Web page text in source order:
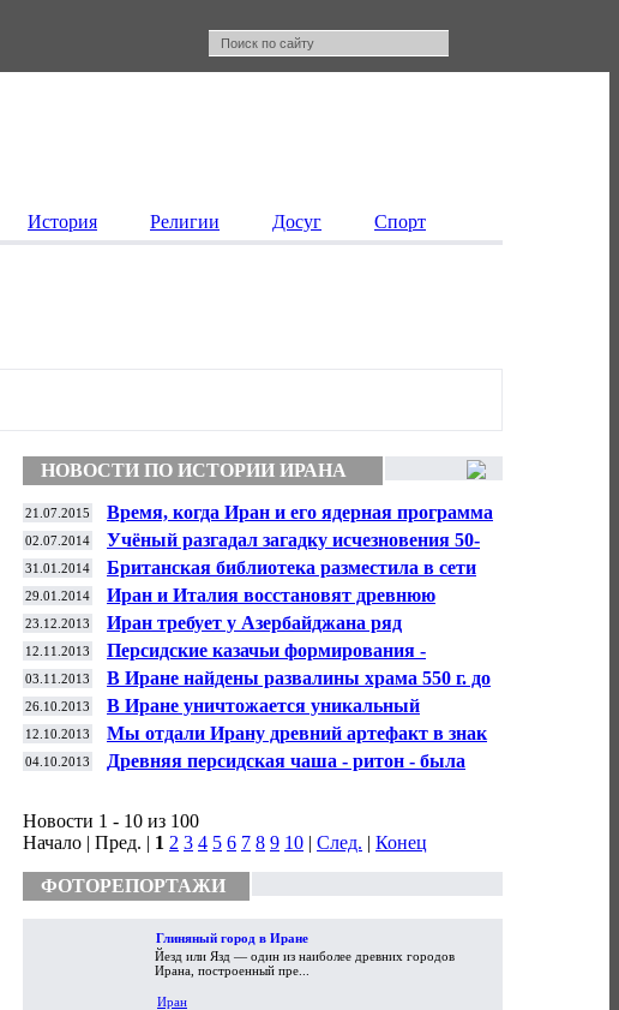
История Религии Досуг Спорт
НОВОСТИ ПО ИСТОРИИ ИРАНА
21.07.2015
Время, когда Иран и его ядерная программа
были «вне закона», прошло…
02.07.2014
Учёный разгадал загадку исчезновения 50-
тысячной персидской армии
31.01.2014
Британская библиотека разместила в сети
персидские манускрипты
29.01.2014
Иран и Италия восстановят древнюю
крепость Арг-е Бам
23.12.2013
Иран требует у Азербайджана ряд
исторических документов
12.11.2013
Персидские казачьи формирования -
инструмент внешней политики России (1879
- 1920)
03.11.2013
В Иране найдены развалины храма 550 г. до
н.э.
26.10.2013
В Иране уничтожается уникальный
некрополь с фаллическими скульптурами
12.10.2013
Мы отдали Ирану древний артефакт в знак
доброй воли
04.10.2013
Древняя персидская чаша - ритон - была
Новости 1 - 10 из 100
Начало | Пред. | 1 2 3 4 5 6 7 8 9 10 | След. | Конец
ФОТОРЕПОРТАЖИ
Глиняный город в Иране
Йезд или Язд — один из наиболее древних городов
Ирана, построенный пре...
Иран